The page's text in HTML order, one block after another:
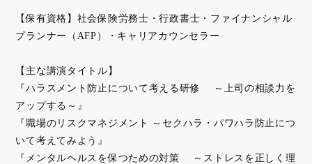
【保有資格】社会保険労務士・行政書士・ファイナンシャル
プランナー（AFP）・キャリアカウンセラー
【主な講演タイトル】
『ハラスメント防止について考える研修 ～上司の相談力を
アップする～』
『職場のリスクマネジメント ～セクハラ・パワハラ防止につ
いて考えてみよう』
『メンタルヘルスを保つための対策 ～ストレスを正しく理